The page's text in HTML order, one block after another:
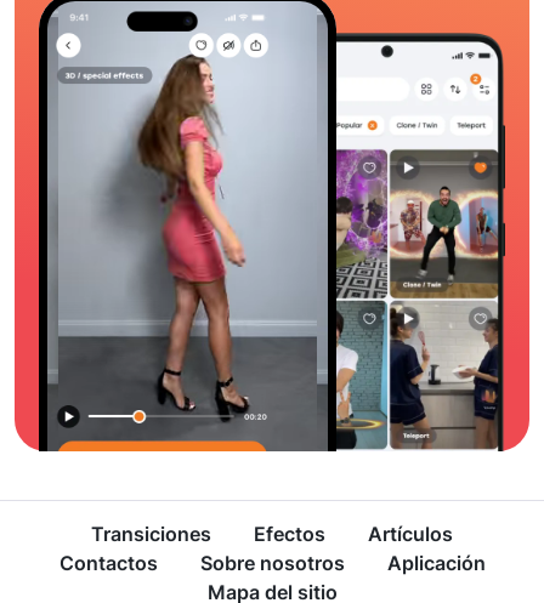
Transiciones Efectos
Artículos
Contactos
Sobre nosotros
Aplicación
Mapa del sitio